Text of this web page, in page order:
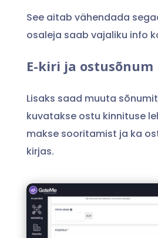
See aitab vähendada
osaleja saab vajaliku info
E-kiri ja ostusõnum
Lisaks saad muuta
kuvatakse ostu kinnituse
makse sooritamist ja ka
kirjas.